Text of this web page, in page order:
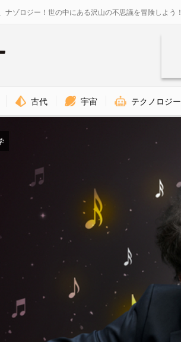
ゾロジー！世の中にある沢山の不思議を冒険しよう！
古代 宇宙 テクノロジー